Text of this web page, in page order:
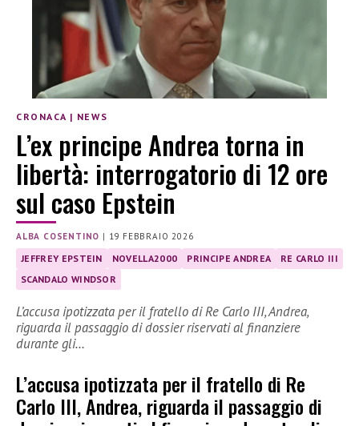
CRONACA | NEWS
L’ex principe Andrea torna in
libertà: interrogatorio di 12 ore
sul caso Epstein
ALBA COSENTINO | 19 FEBBRAIO 2026
JEFFREY EPSTEIN NOVELLA2000 PRINCIPE ANDREA
RE CARLO III
SCANDALO WINDSOR
L’accusa ipotizzata per il fratello di Re Carlo III, Andrea,
riguarda il passaggio di dossier riservati al finanziere
durante gli…
L’accusa ipotizzata per il fratello di Re
Carlo III, Andrea, riguarda il passaggio di